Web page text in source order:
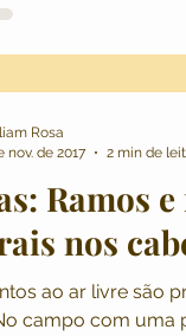
Ramos
nos
ao ar livre são
campo com uma
Rosa
nov. de 2017
2 min de